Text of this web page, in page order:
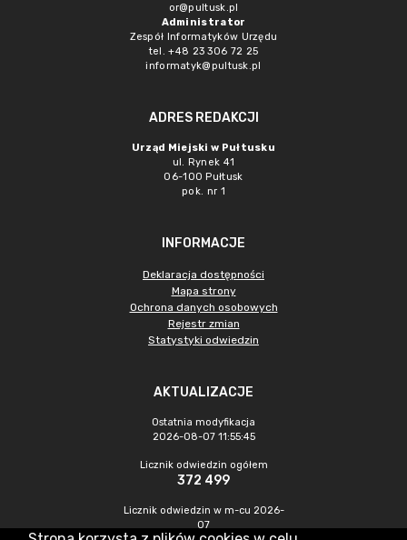
or@pultusk.pl
Administrator
Zespół Informatyków Urzędu
tel. +48 23 306 72 25
informatyk@pultusk.pl
ADRES REDAKCJI
Urząd Miejski w Pułtusku
ul. Rynek 41
06-100 Pułtusk
pok. nr 1
INFORMACJE
Deklaracja dostępności
Mapa strony
Ochrona danych osobowych
Rejestr zmian
Statystyki odwiedzin
AKTUALIZACJE
Ostatnia modyfikacja
2026-08-07 11:55:45
Licznik odwiedzin ogółem
372 499
Licznik odwiedzin w m-cu 2026-
07